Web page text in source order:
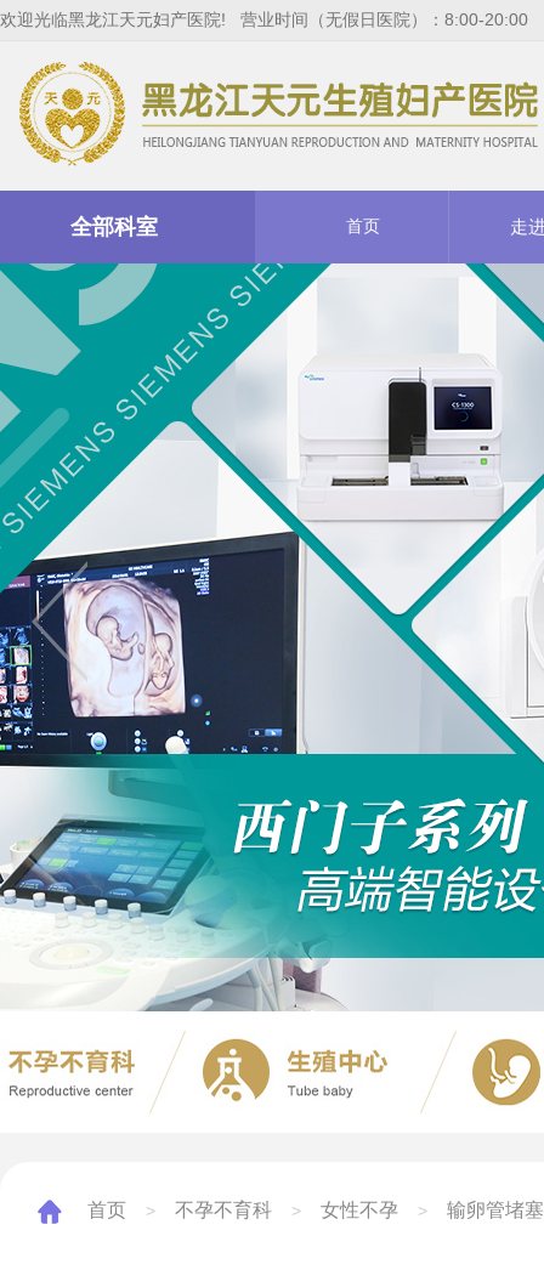
欢迎光临黑龙江天元妇产医院! 营业时间（无假日医院）：8:00-20:00
全部科室 首页 走
首页 > 不孕不育科 > 女性不孕 > 输卵管堵塞